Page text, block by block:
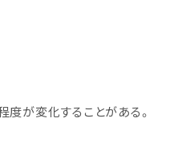
が変化することがある。